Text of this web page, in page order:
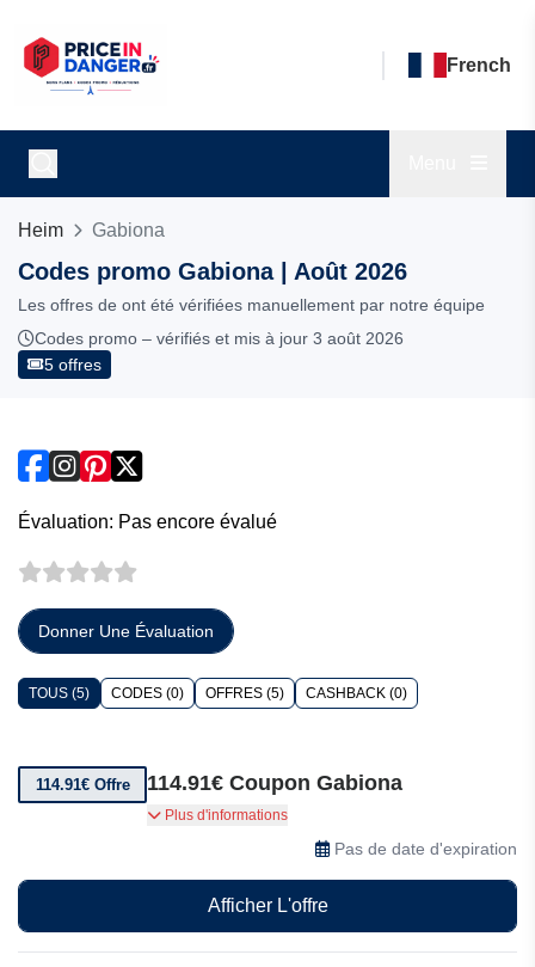
French
Heim Gabiona
Codes promo Gabiona | Août 2026
Les offres de ont été vérifiées manuellement par notre équipe
Codes promo – vérifiés et mis à jour 3 août 2026
5 offres
Évaluation: Pas encore évalué
Donner Une Évaluation
TOUS (5) CODES (0) OFFRES (5) CASHBACK (0)
114.91€ Offre 114.91€ Coupon Gabiona
Jusqu'à 114.91€ de réduction sur les soldes
Plus d'informations
Pas de date d'expiration
Afficher L'offre